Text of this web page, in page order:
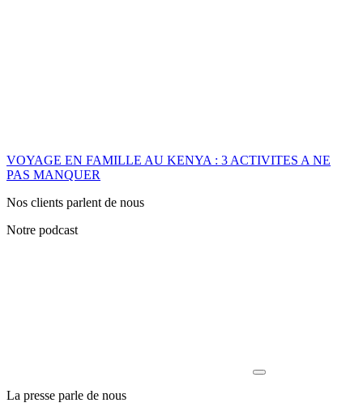
VOYAGE EN FAMILLE AU KENYA : 3 ACTIVITES A NE
PAS MANQUER
Nos clients parlent de nous
Notre podcast
La presse parle de nous